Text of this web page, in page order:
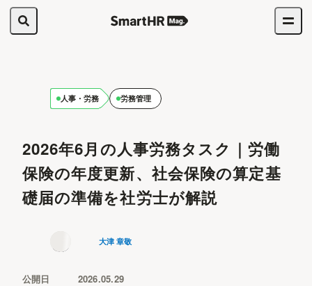
人事・労務 労務管理
2026年6月の人事労務タスク｜労働
保険の年度更新、社会保険の算定基
礎届の準備を社労士が解説
大津 章敬
公開日 2026.05.29